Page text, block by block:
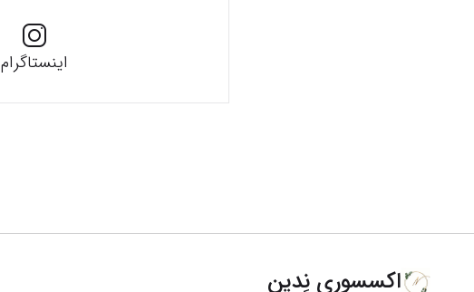
اینستاگرام
اکسسوری نِدین